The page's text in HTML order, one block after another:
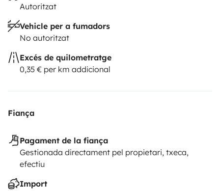
Autoritzat
Vehicle per a fumadors
No autoritzat
Excés de quilometratge
0,35 € per km addicional
Fiança
Pagament de la fiança
Gestionada directament pel propietari, txeca,
efectiu
Import